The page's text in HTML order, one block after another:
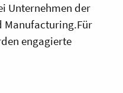
Unternehmen der
Manufacturing.Für
engagierte